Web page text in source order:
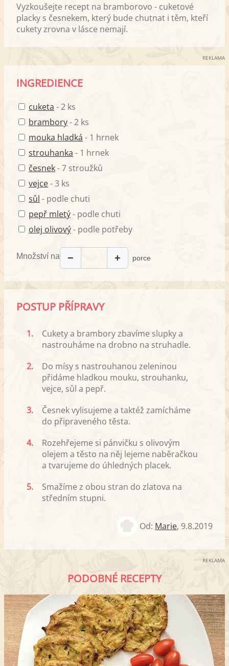
Vyzkoušejte recept na bramborovo - cuketové
placky s česnekem, který bude chutnat i těm, kteří
cukety zrovna v lásce nemají.
REKLAMA
INGREDIENCE
cuketa - 2 ks
brambory- 2 ks
mouka hladká - 1 hrnek
strouhanka - 1 hrnek
česnek- 7 stroužků
vejce- 3 ks
sůl - podle chuti
pepř mletý- podle chuti
olej olivový- podle potřeby
Množství na − + porce
POSTUP PŘÍPRAVY
1.
Cukety a brambory zbavíme slupky a
nastrouháme na drobno na struhadle.
2.
Do mísy s nastrouhanou zeleninou
přidáme hladkou mouku, strouhanku,
vejce, sůl a pepř.
3.
Česnek vylisujeme a taktéž zamícháme
do připraveného těsta.
4.
Rozehřejeme si pánvičku s olivovým
olejem a těsto na něj lejeme naběračkou
a tvarujeme do úhledných placek.
5.
Smažíme z obou stran do zlatova na
středním stupni.
Od: Marie, 9.8.2019
REKLAMA
PODOBNÉ RECEPTY